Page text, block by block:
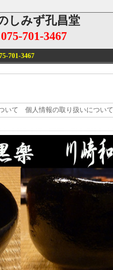
しみず孔昌堂
075-701-3467
701-3467
いて 個人情報の取り扱いについて